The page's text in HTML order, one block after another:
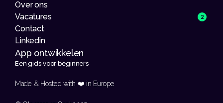
Over ons
Vacatures
2
Contact
Linkedin
Een gids voor beginners
Made & Hosted with ❤️ in Europe